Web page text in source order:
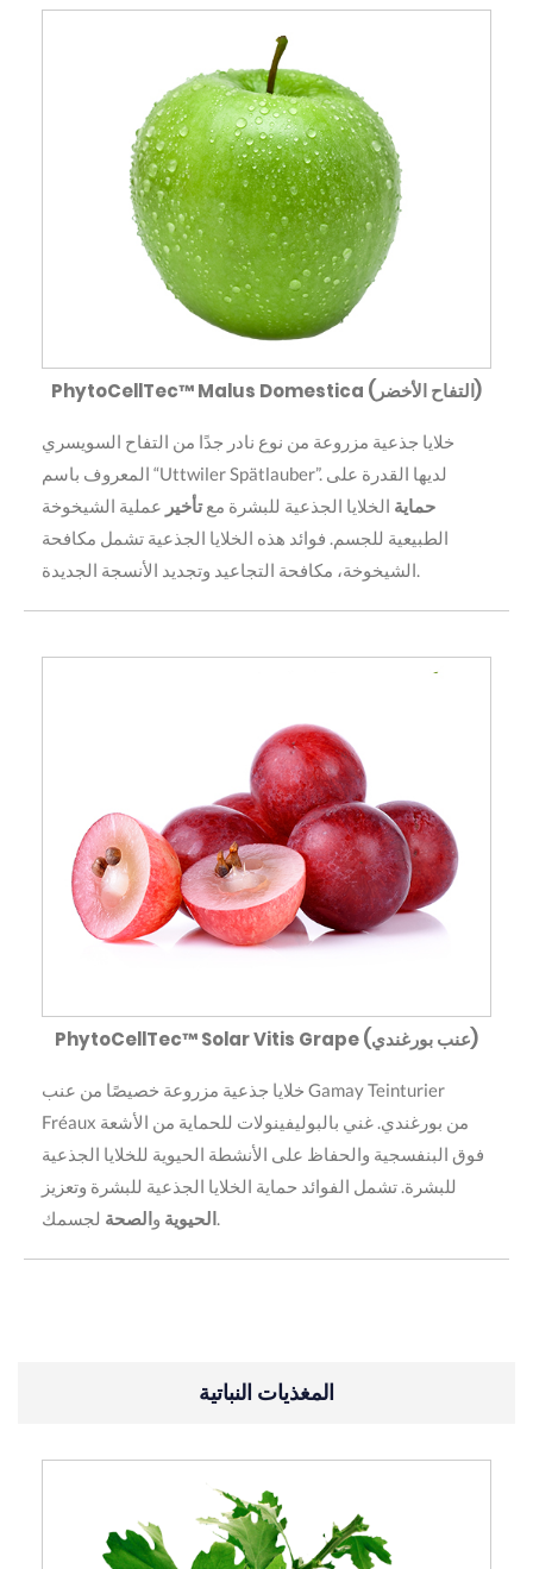
PhytoCellTec™ Malus Domestica (التفاح الأخضر)
خلايا جذعية مزروعة من نوع نادر جدًا من التفاح السويسري
المعروف باسم “Uttwiler Spätlauber”. لديها القدرة على
حماية الخلايا الجذعية للبشرة معتأخير عملية الشيخوخة
الطبيعية للجسم. فوائد هذه الخلايا الجذعية تشمل مكافحة
الشيخوخة، مكافحة التجاعيد وتجديد الأنسجة الجديدة.
PhytoCellTec™ Solar Vitis Grape (عنب بورغندي)
خلايا جذعية مزروعة خصيصًا من عنب Gamay Teinturier
Fréaux من بورغندي. غني بالبوليفينولات للحماية من الأشعة
فوق البنفسجية والحفاظ على الأنشطة الحيوية للخلايا الجذعية
للبشرة. تشمل الفوائد حماية الخلايا الجذعية للبشرة وتعزيز
الحيوية والصحة لجسمك.
المغذيات النباتية